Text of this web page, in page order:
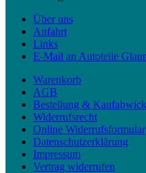
Über uns
Anfahrt
Links
E-Mail an Autoteile
Warenkorb
AGB
Bestellung &
Widerrufsrecht
Online Widerrufsformular
Datenschutzerklärung
Impressum
Vertrag widerrufen